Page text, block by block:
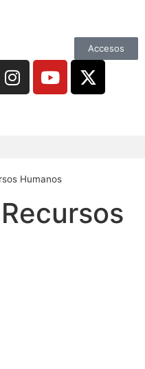
Accesos
Humanos